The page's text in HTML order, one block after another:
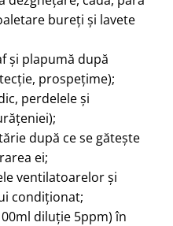
bureţi şi lavete
şi plapumă după
prospeţime);
perdelele şi
după ce se găteşte
ei;
ventilatoarelor şi
condiţionat;
diluţie 5ppm) în